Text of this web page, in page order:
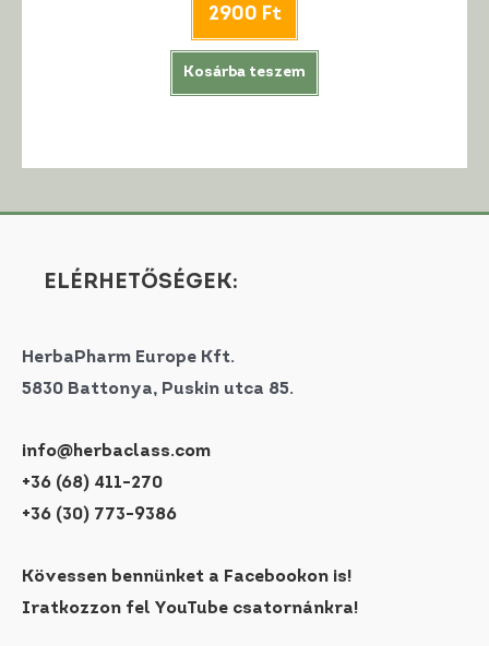
2900 Ft
Kosárba teszem
ELÉRHETŐSÉGEK:
HerbaPharm Europe Kft.
5830 Battonya, Puskin utca 85.
info@herbaclass.com
+36 (68) 411-270
+36 (30) 773-9386
Kövessen bennünket a Facebookon is!
Iratkozzon fel YouTube csatornánkra!